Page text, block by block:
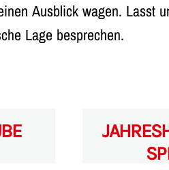
Ausblick wagen. Lasst
Lage besprechen.